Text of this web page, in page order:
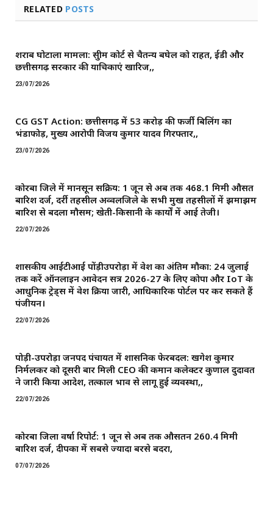
RELATED POSTS
शराब घोटाला मामला: सुप्रीम कोर्ट से चैतन्य बघेल को राहत, ईडी और
छत्तीसगढ़ सरकार की याचिकाएं खारिज,,
23/07/2026
CG GST Action: छत्तीसगढ़ में 53 करोड़ की फर्जी बिलिंग का
भंडाफोड़, मुख्य आरोपी विजय कुमार यादव गिरफ्तार,,
23/07/2026
कोरबा जिले में मानसून सक्रिय: 1 जून से अब तक 468.1 मिमी औसत
बारिश दर्ज, दर्री तहसील अव्वलजिले के सभी प्रमुख तहसीलों में झमाझम
बारिश से बदला मौसम; खेती-किसानी के कार्यों में आई तेजी।
22/07/2026
शासकीय आईटीआई पोंड़ीउपरोड़ा में प्रवेश का अंतिम मौका: 24 जुलाई
तक करें ऑनलाइन आवेदन सत्र 2026-27 के लिए कोपा और IoT के
आधुनिक ट्रेड्स में प्रवेश प्रक्रिया जारी, आधिकारिक पोर्टल पर कर सकते हैं
पंजीयन।
22/07/2026
पोड़ी-उपरोड़ा जनपद पंचायत में प्रशासनिक फेरबदल: खगेश कुमार
निर्मलकर को दूसरी बार मिली CEO की कमान ​कलेक्टर कुणाल दुदावत
ने जारी किया आदेश, तत्काल प्रभाव से लागू हुई व्यवस्था,,
22/07/2026
कोरबा जिला वर्षा रिपोर्ट: 1 जून से अब तक औसतन 260.4 मिमी
बारिश दर्ज, दीपका में सबसे ज्यादा बरसे बदरा,
07/07/2026